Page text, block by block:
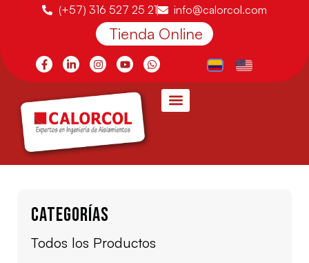
(+57) 316 527 25 21 info@calorcol.com
Tienda Online
Categorías
Todos los Productos